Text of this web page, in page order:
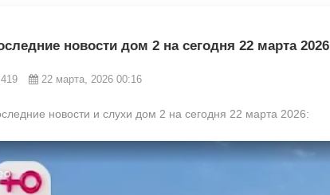
новости дом 2 на сегодня 22 марта 2026
419 22 марта, 2026 00:16
новости и слухи дом 2 на сегодня 22 марта 2026: